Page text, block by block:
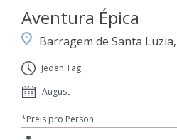
Aventura Épica
Barragem de Santa
Jeden Tag
August
*Preis pro Person